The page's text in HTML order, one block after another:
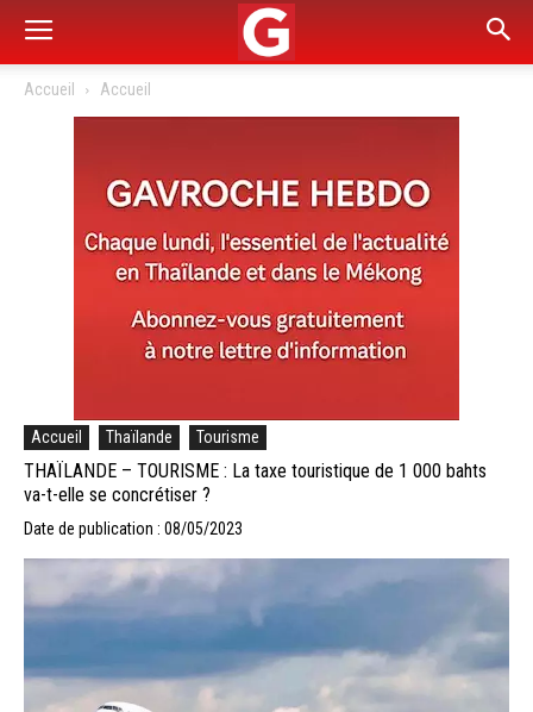
Accueil Accueil
Accueil Thaïlande Tourisme
THAÏLANDE – TOURISME : La taxe touristique de 1 000 bahts
va-t-elle se concrétiser ?
Date de publication : 08/05/2023